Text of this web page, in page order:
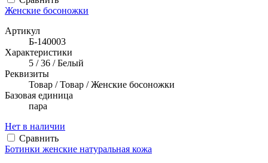
Женские босоножки
Артикул
Б-140003
Характеристики
5 / 36 / Белый
Реквизиты
Товар / Товар / Женские босоножки
Базовая единица
пара
Нет в наличии
Сравнить
Ботинки женские натуральная кожа